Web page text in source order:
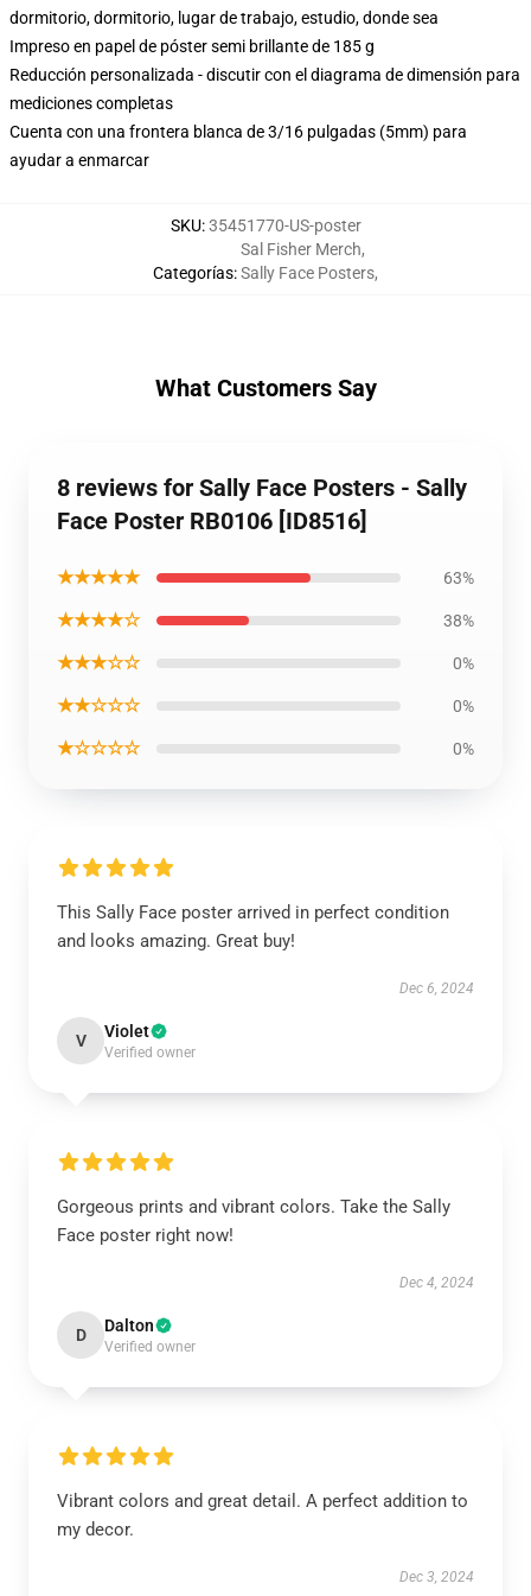
dormitorio, dormitorio, lugar de trabajo, estudio, donde sea
Impreso en papel de póster semi brillante de 185 g
Reducción personalizada - discutir con el diagrama de dimensión para
mediciones completas
Cuenta con una frontera blanca de 3/16 pulgadas (5mm) para
ayudar a enmarcar
SKU:35451770-US-poster
Categorías:
Sal Fisher Merch,
Sally Face Posters,
What Customers Say
8 reviews for Sally Face Posters - Sally
Face Poster RB0106 [ID8516]
★★★★★ 63%
★★★★☆ 38%
★★★☆☆ 0%
★★☆☆☆ 0%
★☆☆☆☆ 0%
This Sally Face poster arrived in perfect condition
and looks amazing. Great buy!
Dec 6, 2024
V Violet
Verified owner
Gorgeous prints and vibrant colors. Take the Sally
Face poster right now!
Dec 4, 2024
D Dalton
Verified owner
Vibrant colors and great detail. A perfect addition to
my decor.
Dec 3, 2024